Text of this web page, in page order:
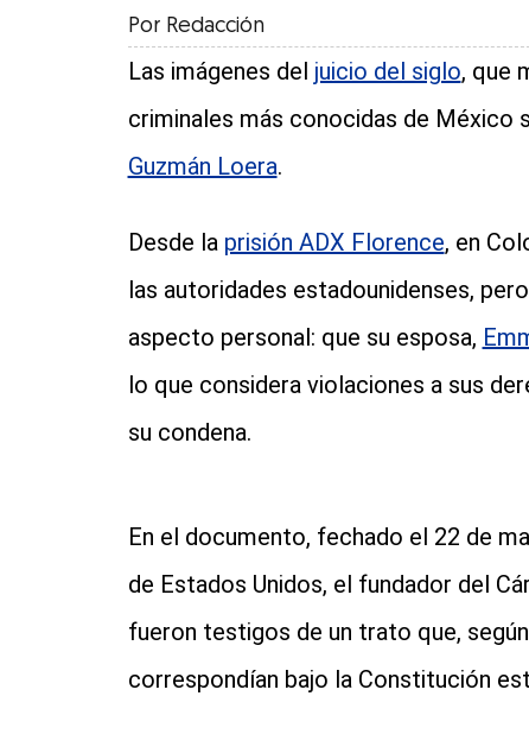
Por Redacción
Las imágenes del juicio del siglo, que
criminales más conocidas de México
Guzmán Loera.
Desde la prisión ADX Florence, en
las autoridades estadounidenses,
aspecto personal: que su esposa,
lo que considera violaciones a sus
su condena.
En el documento, fechado el 22 de
de Estados Unidos, el fundador del
fueron testigos de un trato que,
correspondían bajo la Constitución